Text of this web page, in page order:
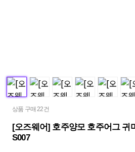
상품 구매 22건
[오즈웨어] 호주양모 호주어그 귀
S007